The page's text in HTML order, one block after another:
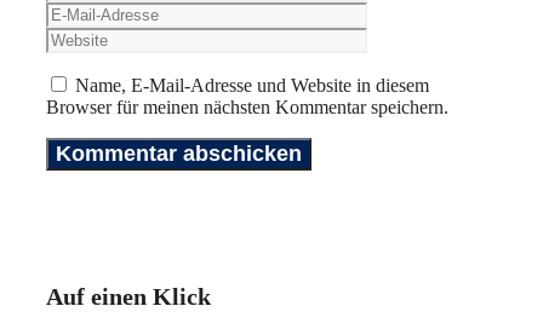
Mail-
Adresse
Name, E-Mail-Adresse und Website in diesem
Browser für meinen nächsten Kommentar speichern.
Auf einen Klick